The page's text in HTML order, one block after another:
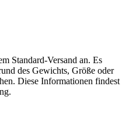
Standard-Versand an. Es
des Gewichts, Größe oder
Diese Informationen findest